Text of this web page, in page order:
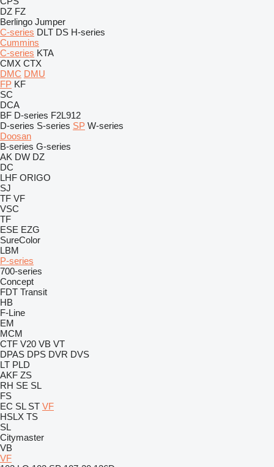
DZ FZ
Berlingo Jumper
C-series DLT DS H-series
Cummins
C-series KTA
CMX CTX
DMC DMU
FP KF
SC
DCA
BF D-series F2L912
D-series S-series SP W-series
Doosan
B-series G-series
AK DW DZ
DC
LHF ORIGO
SJ
TF VF
VSC
TF
ESE EZG
SureColor
LBM
P-series
700-series
Concept
FDT Transit
HB
F-Line
EM
MCM
CTF V20 VB VT
DPAS DPS DVR DVS
LT PLD
AKF ZS
RH SE SL
FS
EC SL ST VF
HSLX TS
SL
Citymaster
VB
VF